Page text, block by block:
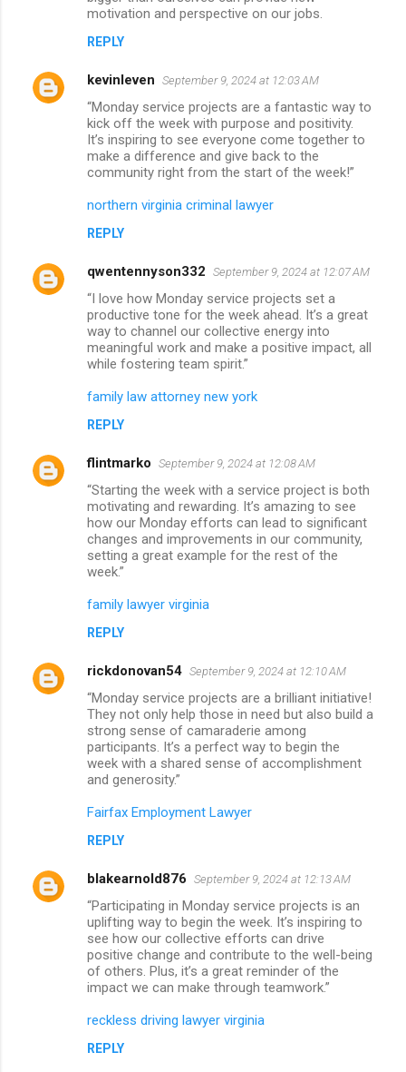
motivation and perspective on our jobs.
REPLY
kevinleven September 9, 2024 at 12:03 AM
“Monday service projects are a fantastic way to
kick off the week with purpose and positivity.
It’s inspiring to see everyone come together to
make a difference and give back to the
community right from the start of the week!”
northern virginia criminal lawyer
REPLY
qwentennyson332 September 9, 2024 at 12:07 AM
“I love how Monday service projects set a
productive tone for the week ahead. It’s a great
way to channel our collective energy into
meaningful work and make a positive impact, all
while fostering team spirit.”
family law attorney new york
REPLY
flintmarko September 9, 2024 at 12:08 AM
“Starting the week with a service project is both
motivating and rewarding. It’s amazing to see
how our Monday efforts can lead to significant
changes and improvements in our community,
setting a great example for the rest of the
week.”
family lawyer virginia
REPLY
rickdonovan54 September 9, 2024 at 12:10 AM
“Monday service projects are a brilliant initiative!
They not only help those in need but also build a
strong sense of camaraderie among
participants. It’s a perfect way to begin the
week with a shared sense of accomplishment
and generosity.”
Fairfax Employment Lawyer
REPLY
blakearnold876 September 9, 2024 at 12:13 AM
“Participating in Monday service projects is an
uplifting way to begin the week. It’s inspiring to
see how our collective efforts can drive
positive change and contribute to the well-being
of others. Plus, it’s a great reminder of the
impact we can make through teamwork.”
reckless driving lawyer virginia
REPLY